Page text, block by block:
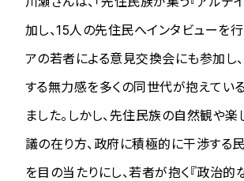
加し、15人の先住民へインタビューを行
アの若者による意見交換会にも参加し
する無力感を多くの同世代が抱えてい
ました。しかし、先住民族の自然観や
議の在り方、政府に積極的に干渉する
を目の当たりにし、若者が抱く『政治的